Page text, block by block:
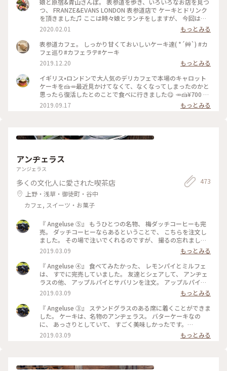
つ、 FRANZE&EVANS LONDON 表参道店で ケーキとドリンク
を頂きました♫ ここは時々娘とランチをしますが、 今回はケ
ーキを、私はビーツのカフェラテと一緒に♡ どのケーキもと
ってもかわいくて 美味しそうで迷いました。 私は今回パンプ
ディングのケーキで、 あたたかくて美味しかったです(o^^o)
居心地が良くホッとひと息。 パンプディングとカフェラテで
ゆっくりあたたまりました(^-^) #franzeandevanslondon #表
参道 #神宮前 #東京 #冬のおでかけ #わたしの街 #ケーキ #カフ
ェラテ #ビーツ #ラテアート #カフェ #青山
2020.02.01
もっとみる
表参道カフェ。 しっかり甘くておいしいケーキ達( *´艸`) #カ
フェ巡り#カフェラテ#ケーキ
2019.12.20
もっとみる
イギリス•ロンドンで大人気のデリカフェで本場のキャロット
ケーキを🍰🥕最近見かけてなくて、なくなってしまったのかと
思ったら復活したとのことで食べに行きました😋 🥕🍰¥700 #
フランツアンドエヴァンス #キャロットケーキ #表参道
2019.09.17 もっとみる
アンヂェラス
アンジェラス
多くの文化人に愛された喫茶店
上野・浅草・御徒町・谷中
カフェ, スイーツ・お菓子
473
『 Angeluse ⑤』 もうひとつの名物、 梅ダッチコーヒーも完
売。 ダッチコーヒーならあるということで、 こちらを注文し
ました。 その場で注いでくれるのですが、 撮るの忘れました
😅 美味しくいただきました。 最初で最後の訪問になりました
が、 本当に行くことが出来てよかったです。 #angeluse#アン
ヂェラス#浅草カフェ#ダッチコーヒー
2019.03.09
もっとみる
『 Angeluse ④』 食べてみたかった、 レモンパイとミルフェ
は、 すでに完売していました。 友達とシェアして、 アンヂェ
ラスの他、 アップルパイとサバリンを注文。 アップルパイ
は、みっちり。 サバリンは、しみしみでした。 #angeluse#ア
ンヂェラス#浅草カフェ#ケーキ#アップルパイ#サバリン
2019.03.09
もっとみる
『 Angeluse ③』 ステンドグラスのある席に着くことができま
した。 ケーキは、名物のアンヂェラス。 バターケーキなの
に、 あっさりとしていて、 すごく美味しかったです。
#angeluse#アンヂェラス#浅草カフェ#ケーキ#おやつ
2019.03.09 もっとみる